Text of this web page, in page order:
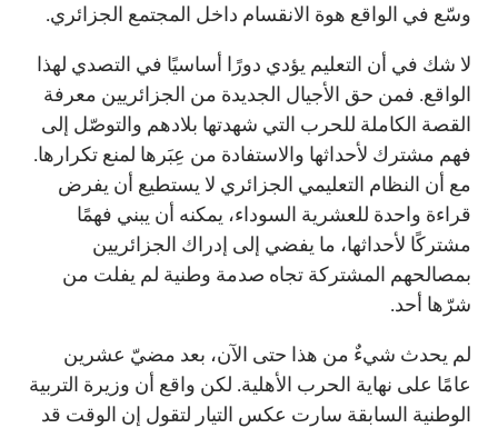
وسّع في الواقع هوة الانقسام داخل المجتمع الجزائري.
لا شك في أن التعليم يؤدي دورًا أساسيًا في التصدي لهذا
الواقع. فمن حق الأجيال الجديدة من الجزائريين معرفة
القصة الكاملة للحرب التي شهدتها بلادهم والتوصّل إلى
فهم مشترك لأحداثها والاستفادة من عِبَرها لمنع تكرارها.
مع أن النظام التعليمي الجزائري لا يستطيع أن يفرض
قراءة واحدة للعشرية السوداء، يمكنه أن يبني فهمًا
مشتركًا لأحداثها، ما يفضي إلى إدراك الجزائريين
بمصالحهم المشتركة تجاه صدمة وطنية لم يفلت من
شرّها أحد.
لم يحدث شيءٌ من هذا حتى الآن، بعد مضيّ عشرين
عامًا على نهاية الحرب الأهلية. لكن واقع أن وزيرة التربية
الوطنية السابقة سارت عكس التيار لتقول إن الوقت قد